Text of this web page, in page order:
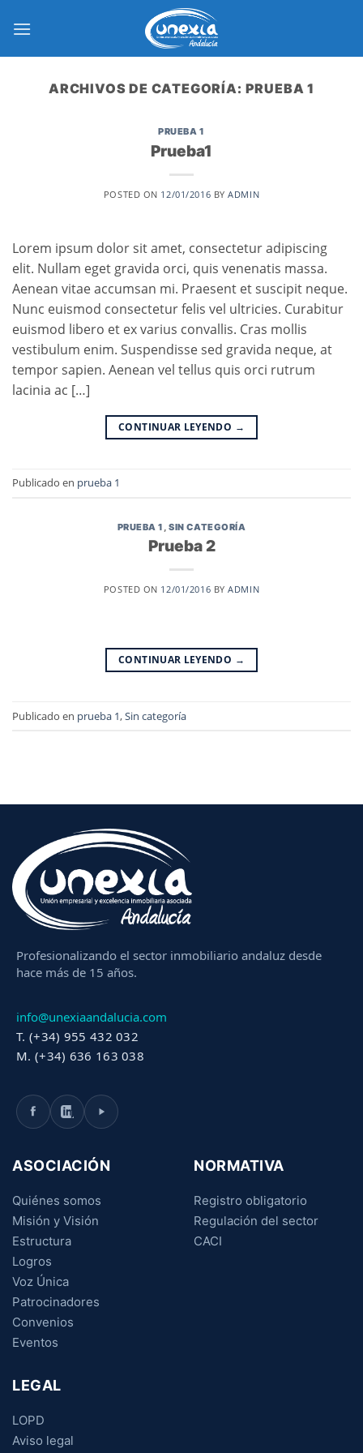
ARCHIVOS DE CATEGORÍA: PRUEBA 1
PRUEBA 1
Prueba1
POSTED ON 12/01/2016 BYADMIN
Lorem ipsum dolor sit amet, consectetur adipiscing
elit. Nullam eget gravida orci, quis venenatis massa.
Aenean vitae accumsan mi. Praesent et suscipit neque.
Nunc euismod consectetur felis vel ultricies. Curabitur
euismod libero et ex varius convallis. Cras mollis
vestibulum enim. Suspendisse sed gravida neque, at
tempor sapien. Aenean vel tellus quis orci rutrum
lacinia ac […]
CONTINUAR LEYENDO →
Publicado en prueba 1
PRUEBA 1 ,SIN CATEGORÍA
Prueba 2
POSTED ON 12/01/2016 BYADMIN
CONTINUAR LEYENDO →
Publicado en prueba 1,Sin categoría
Profesionalizando el sector inmobiliario andaluz desde
hace más de 15 años.
info@unexiaandalucia.com
T. (+34) 955 432 032
M. (+34) 636 163 038
ASOCIACIÓN
Quiénes somos
Misión y Visión
Estructura
Logros
Voz Única
Patrocinadores
Convenios
Eventos
NORMATIVA
Registro obligatorio
Regulación del sector
CACI
LEGAL
LOPD
Aviso legal